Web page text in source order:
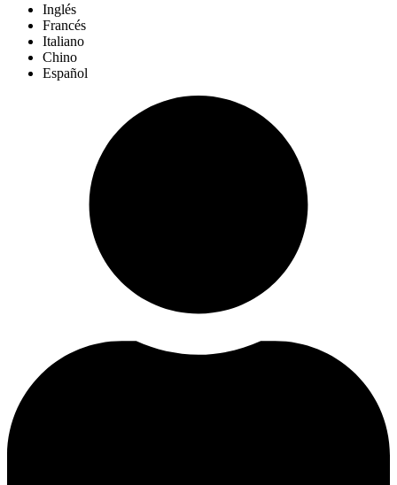
Inglés
Francés
Italiano
Chino
Español